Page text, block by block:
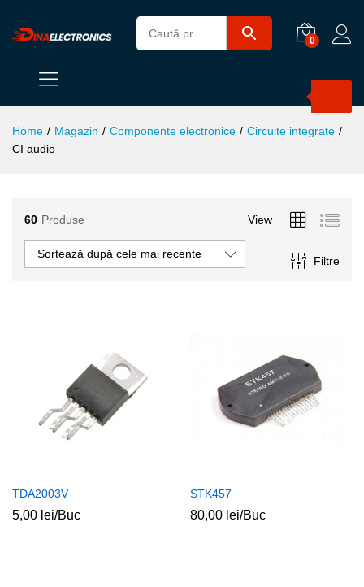
0
Home / Magazin / Componente electronice / Circuite integrate /
CI audio
60 Produse View
Filtre
Sortează după cele mai recente
TDA2003V
5,00 lei/Buc
STK457
80,00 lei/Buc